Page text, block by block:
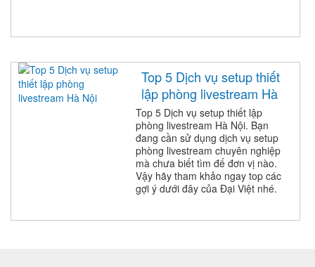
Top 5 Dịch vụ setup thiết
lập phòng livestream Hà
Nội
Top 5 Dịch vụ setup thiết lập
phòng livestream Hà Nội. Bạn
đang cần sử dụng dịch vụ setup
phòng livestream chuyên nghiệp
mà chưa biết tìm đế đơn vị nào.
Vậy hãy tham khảo ngay top các
gợi ý dưới đây của Đại Việt nhé.